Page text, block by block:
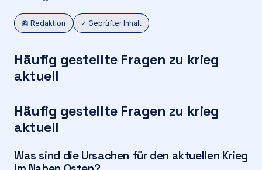
📰 Redaktion ✓ Geprüfter Inhalt
Häufig gestellte Fragen zu krieg
aktuell
Häufig gestellte Fragen zu krieg
aktuell
Was sind die Ursachen für den aktuellen Krieg